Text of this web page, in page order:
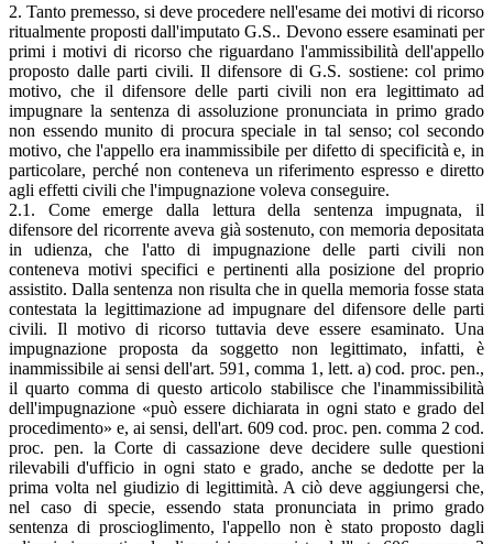
2. Tanto premesso, si deve procedere nell'esame dei motivi di ricorso
ritualmente proposti dall'imputato G.S.. Devono essere esaminati per
primi i motivi di ricorso che riguardano l'ammissibilità dell'appello
proposto dalle parti civili. Il difensore di G.S. sostiene: col primo
motivo, che il difensore delle parti civili non era legittimato ad
impugnare la sentenza di assoluzione pronunciata in primo grado
non essendo munito di procura speciale in tal senso; col secondo
motivo, che l'appello era inammissibile per difetto di specificità e, in
particolare, perché non conteneva un riferimento espresso e diretto
agli effetti civili che l'impugnazione voleva conseguire.
2.1. Come emerge dalla lettura della sentenza impugnata, il
difensore del ricorrente aveva già sostenuto, con memoria depositata
in udienza, che l'atto di impugnazione delle parti civili non
conteneva motivi specifici e pertinenti alla posizione del proprio
assistito. Dalla sentenza non risulta che in quella memoria fosse stata
contestata la legittimazione ad impugnare del difensore delle parti
civili. Il motivo di ricorso tuttavia deve essere esaminato. Una
impugnazione proposta da soggetto non legittimato, infatti, è
inammissibile ai sensi dell'art. 591, comma 1, lett. a) cod. proc. pen.,
il quarto comma di questo articolo stabilisce che l'inammissibilità
dell'impugnazione «può essere dichiarata in ogni stato e grado del
procedimento» e, ai sensi, dell'art. 609 cod. proc. pen. comma 2 cod.
proc. pen. la Corte di cassazione deve decidere sulle questioni
rilevabili d'ufficio in ogni stato e grado, anche se dedotte per la
prima volta nel giudizio di legittimità. A ciò deve aggiungersi che,
nel caso di specie, essendo stata pronunciata in primo grado
sentenza di proscioglimento, l'appello non è stato proposto dagli